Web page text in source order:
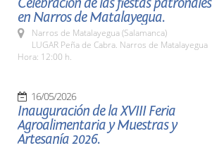
en Narros de Matalayegua.
Narros de Matalayegua (Salamanca)
LUGAR Peña de Cabra. Narros de Matalayegua
Hora: 12:00 h.
16/05/2026
Inauguración de la XVIII Feria
Agroalimentaria y Muestras y
Artesanía 2026.